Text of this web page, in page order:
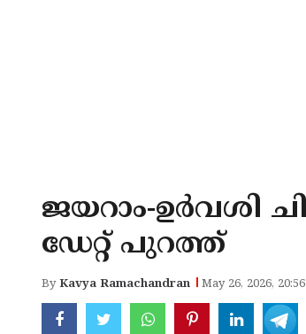
ജയറാം-ഉർവശി
ഡേറ്റ് പുറത്ത്
ByKavya Ramachandran May 26, 2026,